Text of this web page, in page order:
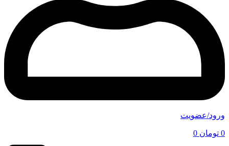
ورود/عضویت
0 تومان 0